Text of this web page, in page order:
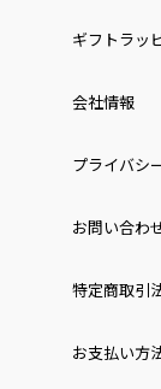
ギフトラッ
会社情報
プライバシ
お問い合わ
特定商取引
お⽀払い⽅